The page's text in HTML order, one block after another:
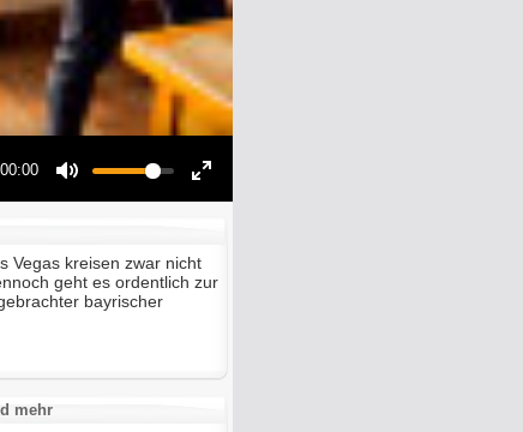
00:00
Vegas kreisen zwar nicht
geht es ordentlich zur
bayrischer
mehr